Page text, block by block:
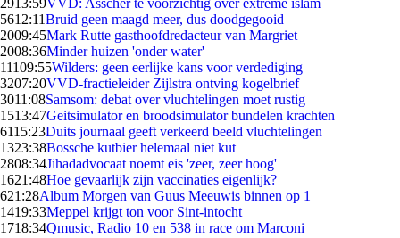
2913:59VVD: Asscher te voorzichtig over extreme islam
5612:11Bruid geen maagd meer, dus doodgegooid
2009:45Mark Rutte gasthoofdredacteur van Margriet
2008:36Minder huizen 'onder water'
11109:55Wilders: geen eerlijke kans voor verdediging
3207:20VVD-fractieleider Zijlstra ontving kogelbrief
3011:08Samsom: debat over vluchtelingen moet rustig
1513:47Geitsimulator en broodsimulator bundelen krachten
6115:23Duits journaal geeft verkeerd beeld vluchtelingen
1323:38Bossche kutbier helemaal niet kut
2808:34Jihadadvocaat noemt eis 'zeer, zeer hoog'
1621:48Hoe gevaarlijk zijn vaccinaties eigenlijk?
621:28Album Morgen van Guus Meeuwis binnen op 1
1419:33Meppel krijgt ton voor Sint-intocht
1718:34Qmusic, Radio 10 en 538 in race om Marconi